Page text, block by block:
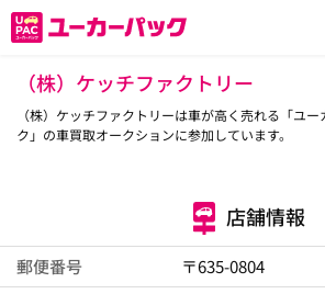
（株）ケッチファクトリー
（株）ケッチファクトリーは車が高く売れる「ユー
ク」の車買取オークションに参加しています。
店舗情報
郵便番号
〒635-0804